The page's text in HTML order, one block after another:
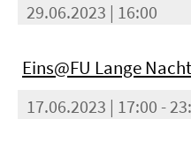
29.06.2023 | 16:00
Eins@FU Lange
17.06.2023 | 17:00 -